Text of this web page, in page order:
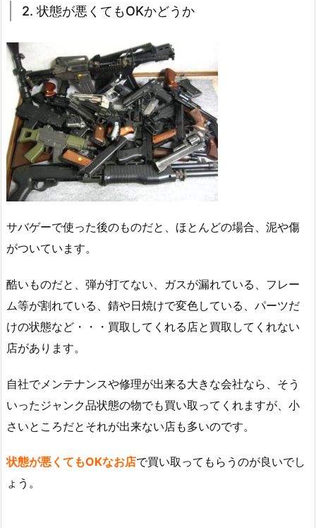
2. 状態が悪くてもOKかどうか
サバゲーで使った後のものだと、ほとんどの場合、泥や傷
がついています。
酷いものだと、弾が打てない、ガスが漏れている、フレー
ム等が割れている、錆や日焼けで変色している、パーツだ
けの状態など・・・買取してくれる店と買取してくれない
店があります。
自社でメンテナンスや修理が出来る大きな会社なら、そう
いったジャンク品状態の物でも買い取ってくれますが、小
さいところだとそれが出来ない店も多いのです。
状態が悪くてもOKなお店で買い取ってもらうのが良いでし
ょう。